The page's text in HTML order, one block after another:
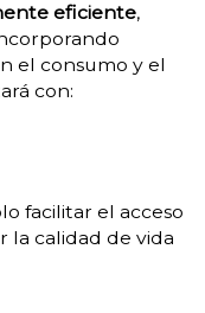
eficiente,
el consumo y el
con:
facilitar el acceso
la calidad de vida